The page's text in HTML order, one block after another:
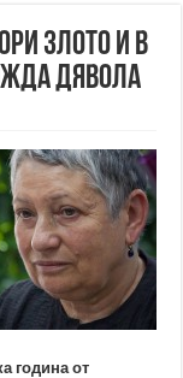
злото и в
дявола
година от